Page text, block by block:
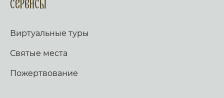
Сервисы
Виртуальные туры
Святые места
Пожертвование